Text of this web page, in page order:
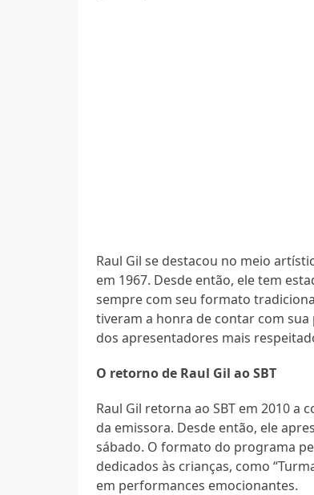
Raul Gil se destacou no meio
em 1967. Desde então, ele tem
sempre com seu formato
tiveram a honra de contar com sua
dos apresentadores mais
O retorno de Raul Gil ao SBT
Raul Gil retorna ao SBT em 2010
da emissora. Desde então, ele
sábado. O formato do programa
dedicados às crianças, como
em performances emocionantes.